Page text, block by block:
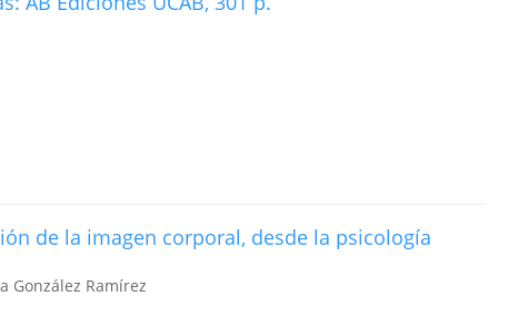
de la imagen corporal, desde la psicología
González Ramírez